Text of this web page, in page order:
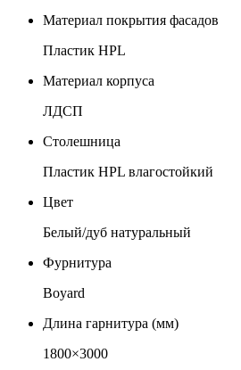
Материал покрытия фасадов
Пластик HPL
Материал корпуса
ЛДСП
Столешница
Пластик HPL влагостойкий
Цвет
Белый/дуб натуральный
Фурнитура
Boyard
Длина гарнитура (мм)
1800×3000